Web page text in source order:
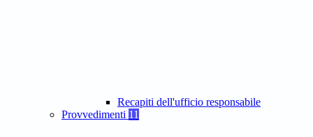
Recapiti dell'ufficio responsabile
Provvedimenti 11